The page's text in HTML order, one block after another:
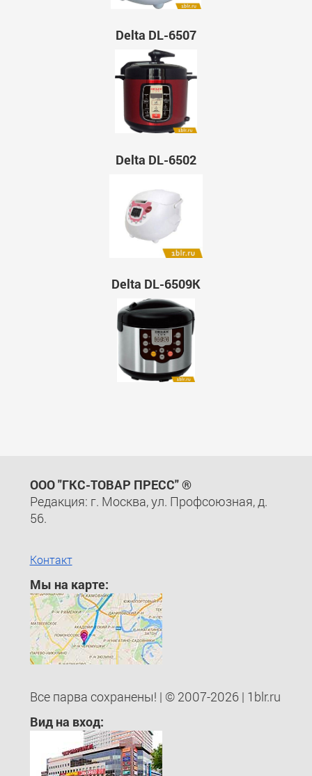
Delta DL-6507
Delta DL-6502
Delta DL-6509K
ООО "ГКС-ТОВАР ПРЕСС" ®
Редакция: г. Москва, ул. Профсоюзная, д.
56.
Контакт
Мы на карте:
Все парва сохранены! | © 2007-2026 | 1blr.ru
Вид на вход: